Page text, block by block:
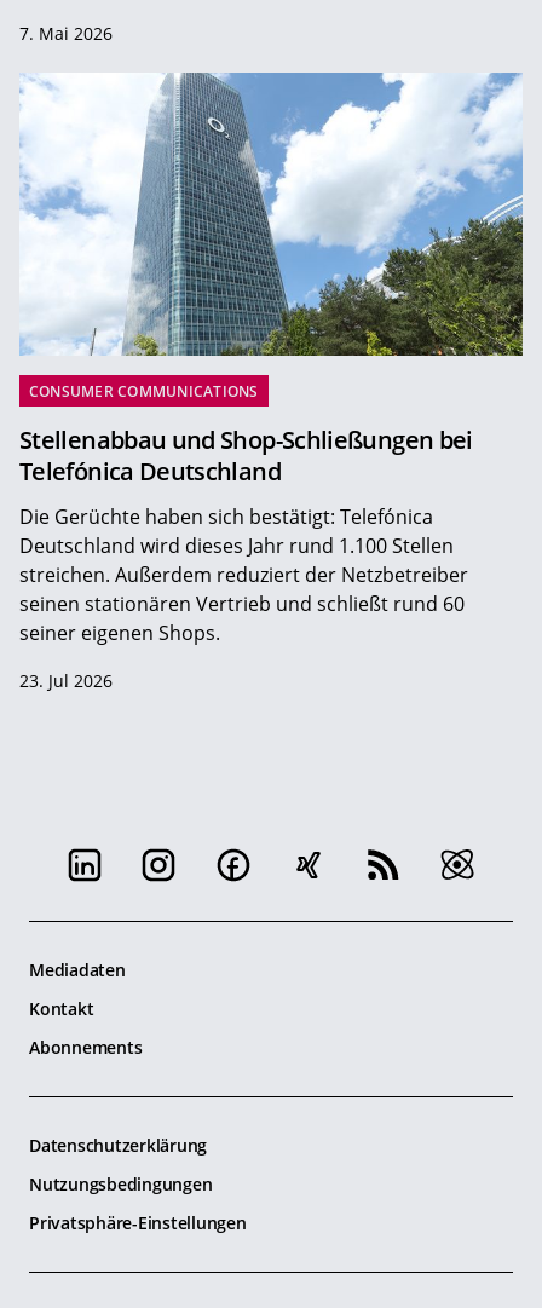
7. Mai 2026
CONSUMER COMMUNICATIONS
Stellenabbau und Shop-Schließungen bei
Telefónica Deutschland
Die Gerüchte haben sich bestätigt: Telefónica
Deutschland wird dieses Jahr rund 1.100 Stellen
streichen. Außerdem reduziert der Netzbetreiber
seinen stationären Vertrieb und schließt rund 60
seiner eigenen Shops.
23. Jul 2026
Mediadaten
Kontakt
Abonnements
Datenschutzerklärung
Nutzungsbedingungen
Privatsphäre-Einstellungen